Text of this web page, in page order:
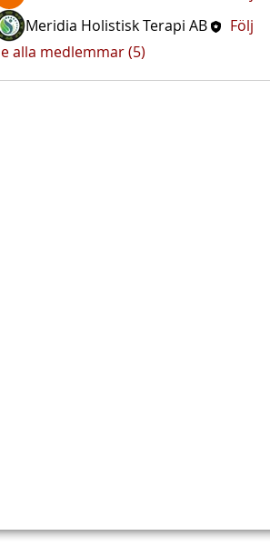
Meridia Holistisk Terapi AB
Följ
alla medlemmar (5)